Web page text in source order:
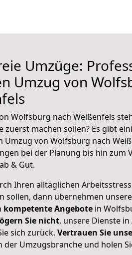
Umzüge:
Umzug von
Wolfsburg nach Weißenfels
zuerst machen sollen? Es gibt
Umzug von Wolfsburg nach
bei der Planung bis hin zum
& Gut.
Ihren alltäglichen
sollen, dann übernehmen
kompetente Angebote in
Sie nicht, unsere Dienste
sich zurück. Vertrauen Sie
der Umzugsbranche und holen